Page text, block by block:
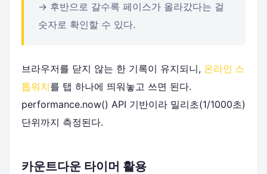
→ 후반으로 갈수록 페이스가 올라갔다는 걸
숫자로 확인할 수 있다.
브라우저를 닫지 않는 한 기록이 유지되니, 온라인 스
톱워치를 탭 하나에 띄워놓고 쓰면 된다.
performance.now() API 기반이라 밀리초(1/1000초)
단위까지 측정된다.
카운트다운 타이머 활용